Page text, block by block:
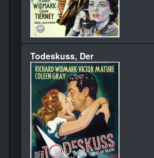
Todeskuss, Der